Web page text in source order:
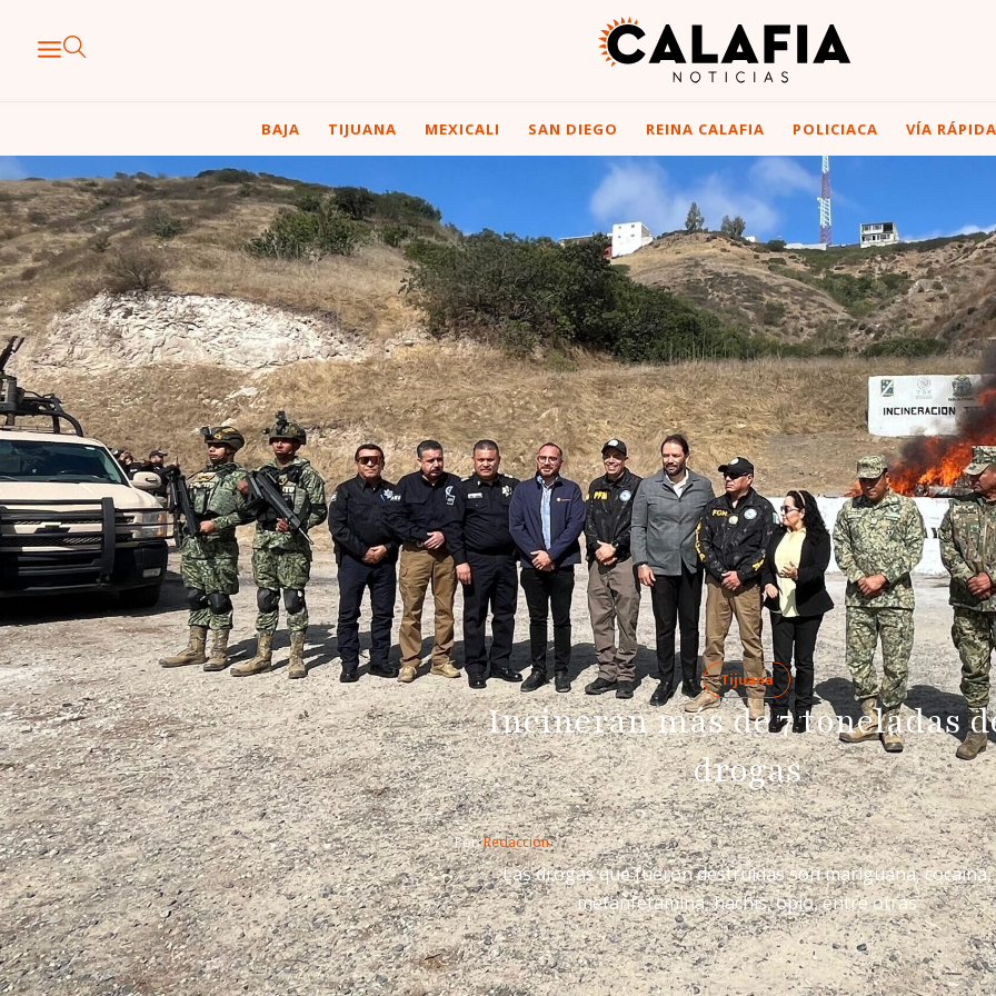
BAJA TIJUANA MEXICALI SAN DIEGO REINA CALAFIA POLICIACA VÍA RÁPIDA
Tijuana
Incineran más de 7 toneladas
drogas
Por: Redacción
Las drogas que fueron destruidas son mariguana, cocaína,
metanfetamina, hachís, opio, entre otras